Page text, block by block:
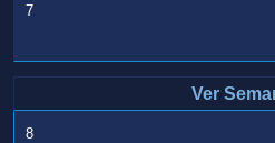
7
8